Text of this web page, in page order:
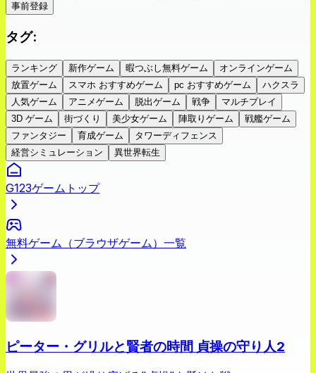
事前登録
タグ:
ランキング 新作ゲーム 暇つぶし無料ゲーム
オンラインゲーム
放置ゲーム
スマホ おすすめゲーム pc おすすめゲーム
ハクスラ
人気ゲーム
アニメゲーム 脱出ゲーム 戦争
マルチプレイ
3D ゲーム
街づくり 美少女ゲーム 陣取りゲーム
戦艦ゲーム
ファンタジー
育成ゲーム
タワーディフェンス
経営シミュレーション
異世界転生
G123ゲームトップ
無料ゲーム（ブラウザゲーム）一覧
ピーター・グリルと賢者の時間 貞操の守り人2